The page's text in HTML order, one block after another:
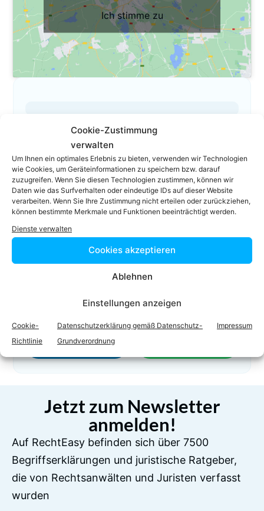
Cookie-Zustimmung
verwalten
Um Ihnen ein optimales Erlebnis zu bieten, verwenden wir Technologien
wie Cookies, um Geräteinformationen zu speichern bzw. darauf
zuzugreifen. Wenn Sie diesen Technologien zustimmen, können wir
Daten wie das Surfverhalten oder eindeutige IDs auf dieser Website
verarbeiten. Wenn Sie Ihre Zustimmung nicht erteilen oder zurückziehen,
können bestimmte Merkmale und Funktionen beeinträchtigt werden.
Dienste verwalten
Cookies akzeptieren
Ablehnen
Einstellungen anzeigen
Cookie-
Richtlinie
Datenschutzerklärung gemäß Datenschutz-
Grundverordnung
Impressum
Ich stimme zu
Das ist mein Profil
05263/64640
05412/64 6 40-15
kanzlei@finkimrecht.at
Homepage
LinkedIn
Jetzt zum Newsletter
anmelden!
Auf RechtEasy befinden sich über 7500
Begriffserklärungen und juristische Ratgeber,
die von Rechtsanwälten und Juristen verfasst
wurden